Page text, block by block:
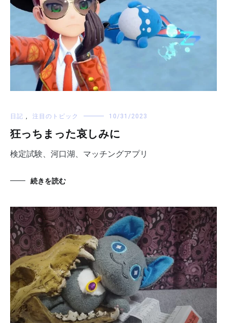
日記 , 注目のトピック 10/31/2023
狂っちまった哀しみに
検定試験、河口湖、マッチングアプリ
続きを読む